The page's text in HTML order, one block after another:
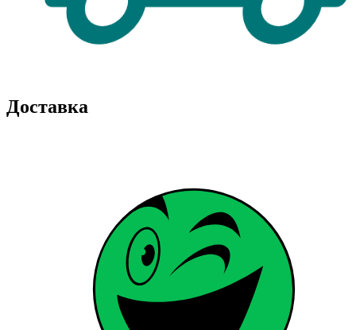
Доставка